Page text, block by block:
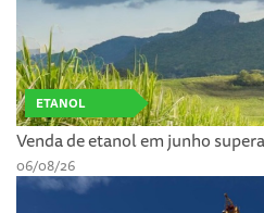
ETANOL
Venda de etanol em junho
06/08/26